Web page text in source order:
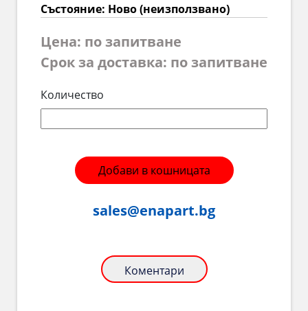
Състояние: Ново (неизползвано)
Цена: по запитване
Срок за доставка: по запитване
Количество
Добави в кошницата
sales@enapart.bg
Коментари